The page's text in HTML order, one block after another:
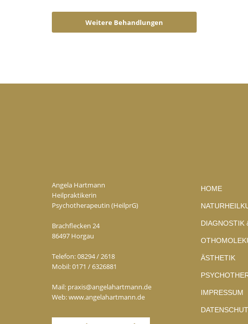
Weitere Behandlungen
Angela Hartmann
Heilpraktikerin
Psychotherapeutin (HeilprG)
Brachflecken 24
86497 Horgau
Telefon:08294 / 2618
Mobil:0171 / 6326881
Mail: praxis@angelahartmann.de
Web:www.angelahartmann.de
HOME
DIAGNOSTIK
ÄSTHETIK
IMPRESSUM